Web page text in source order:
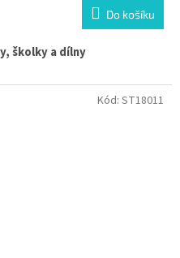
Do košíku
školky a dílny
Kód: ST18011